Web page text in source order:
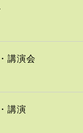
講演会
講演